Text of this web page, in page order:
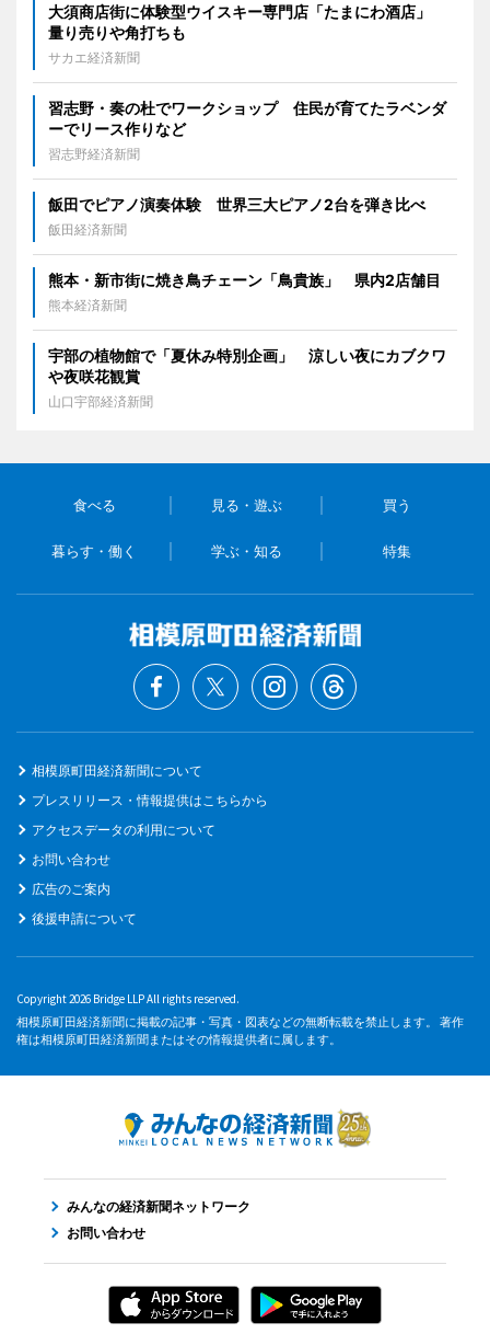
大須商店街に体験型ウイスキー専門店「たまにわ酒店」
量り売りや角打ちも
サカエ経済新聞
習志野・奏の杜でワークショップ 住民が育てたラベンダ
ーでリース作りなど
習志野経済新聞
飯田でピアノ演奏体験 世界三大ピアノ2台を弾き比べ
飯田経済新聞
熊本・新市街に焼き鳥チェーン「鳥貴族」 県内2店舗目
熊本経済新聞
宇部の植物館で「夏休み特別企画」 涼しい夜にカブクワ
や夜咲花観賞
山口宇部経済新聞
食べる 見る・遊ぶ 買う
暮らす・働く 学ぶ・知る 特集
相模原町田経済新聞について
プレスリリース・情報提供はこちらから
アクセスデータの利用について
お問い合わせ
広告のご案内
後援申請について
Copyright 2026 Bridge LLP All rights reserved.
相模原町田経済新聞に掲載の記事・写真・図表などの無断転載を禁止します。 著作
権は相模原町田経済新聞またはその情報提供者に属します。
みんなの経済新聞ネットワーク
お問い合わせ